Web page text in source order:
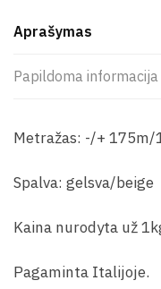
Aprašymas
Papildoma informacija
Metražas: -/+ 175m/
Spalva: gelsva/beige
Kaina nurodyta už
Pagaminta Italijoje.